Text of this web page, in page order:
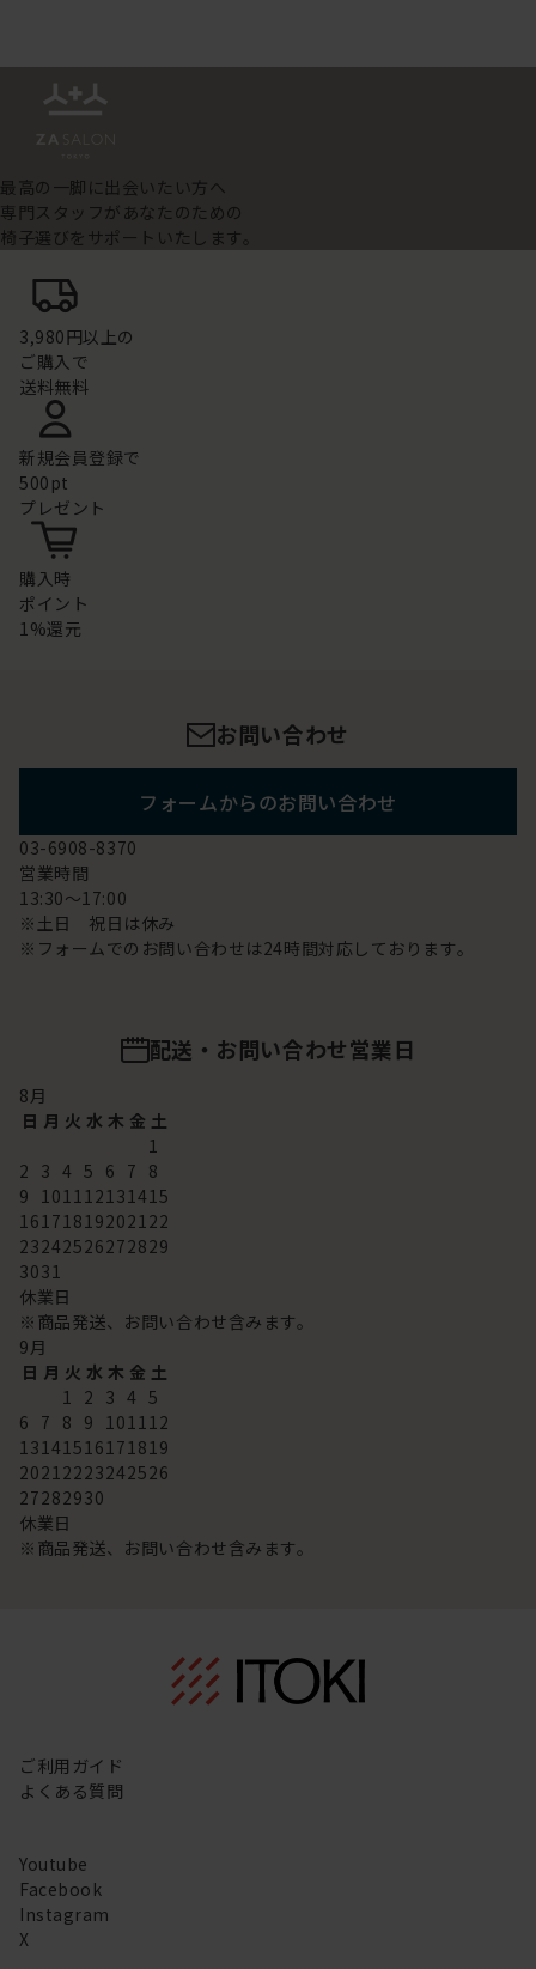
最高の一脚に出会いたい方へ
専門スタッフがあなたのための
椅子選びをサポートいたします。
3,980円以上の
ご購入で
送料無料
新規会員登録で
500pt
プレゼント
購入時
ポイント
1%還元
お問い合わせ
フォームからのお問い合わせ
03-6908-8370
営業時間
13:30～17:00
※土日 祝日は休み
※フォームでのお問い合わせは24時間対応しております。
配送・お問い合わせ営業日
8月
日 月 火 水 木 金 土
1
2 3 4 5 6 7 8
9 101112131415
16171819202122
23242526272829
3031
休業日
※商品発送、お問い合わせ含みます。
9月
日 月 火 水 木 金 土
1 2 3 4 5
6 7 8 9 101112
13141516171819
20212223242526
27282930
休業日
※商品発送、お問い合わせ含みます。
ご利用ガイド
よくある質問
Youtube
Facebook
Instagram
X